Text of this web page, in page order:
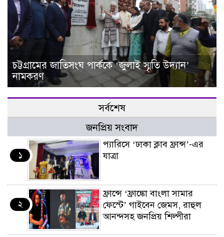
চট্টগ্রামের জাতিসংঘ পার্ককে ‘জুলাই স্মৃতি উদ্যান’
নামকরণ
সর্বশেষ
জনপ্রিয় সংবাদ
১
প্যারিসে ‘ঢাকা ক্লাব ফ্রান্স’-এর
যাত্রা
২
ফ্রান্সে ‘ফ্রাঙ্কো বাংলা সামার
ফেস্টে’ গাইবেন জেমস, রাহুল
আনন্দসহ জনপ্রিয় শিল্পীরা